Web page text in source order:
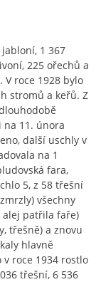
1 367
225 ořechů a
V roce 1928 bylo
stromů a keřů. Z
na 11. února
další uschly v
na 1
fara,
5, z 58 třešní
všechny
alej patřila faře)
třešně) a znovu
hlavně
v roce 1934 rostlo
třešní, 6 536